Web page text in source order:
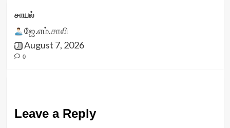
சாயல்
ஜே.எம்.சாலி
August 7, 2026
0
Leave a Reply